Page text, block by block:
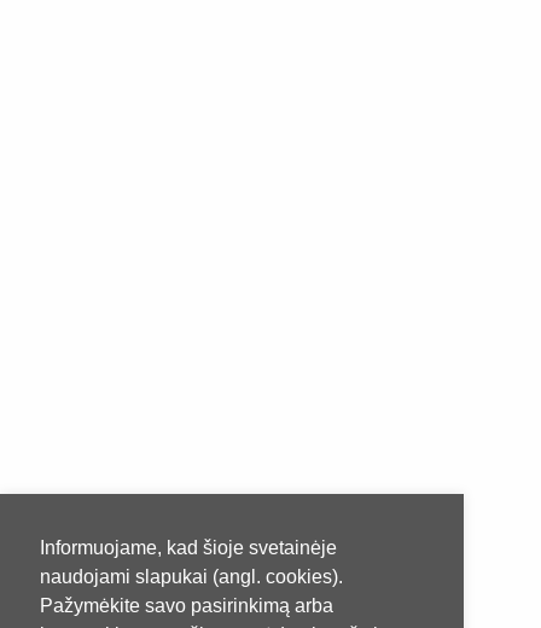
Informuojame, kad šioje svetainėje
naudojami slapukai (angl. cookies).
Pažymėkite savo pasirinkimą arba